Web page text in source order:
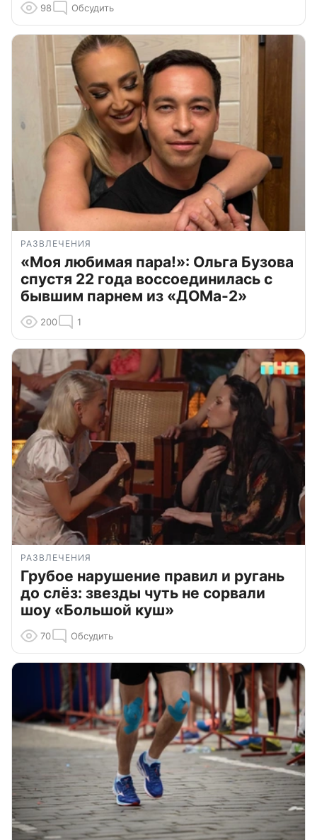
98 Обсудить
РАЗВЛЕЧЕНИЯ
«Моя любимая пара!»: Ольга Бузова
спустя 22 года воссоединилась с
бывшим парнем из «ДОМа-2»
200 1
РАЗВЛЕЧЕНИЯ
Грубое нарушение правил и ругань
до слёз: звезды чуть не сорвали
шоу «Большой куш»
70 Обсудить